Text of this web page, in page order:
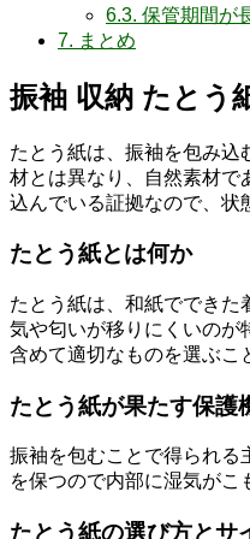
6.3. 保管期間が
7. まとめ
振袖 収納 たとう
たとう紙は、振袖を包み
材とは異なり、自然素材で
込んでいる証拠なので、状
たとう紙とは何か
たとう紙は、和紙ででき
気や匂いが移りにくいのが
含めて適切なものを選ぶこ
たとう紙が果たす保護
振袖を包むことで得られる
を保つので内部に湿気が
たとう紙の選び方とサ